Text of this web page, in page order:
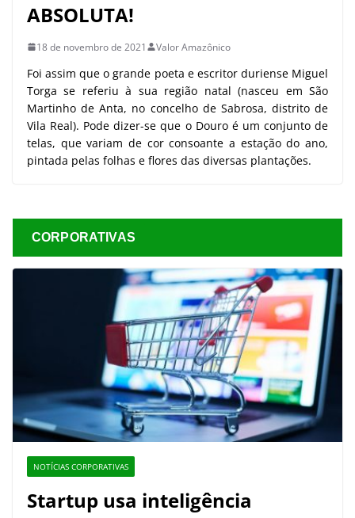
ABSOLUTA!
18 de novembro de 2021 Valor Amazônico
Foi assim que o grande poeta e escritor duriense Miguel
Torga se referiu à sua região natal (nasceu em São
Martinho de Anta, no concelho de Sabrosa, distrito de
Vila Real). Pode dizer-se que o Douro é um conjunto de
telas, que variam de cor consoante a estação do ano,
pintada pelas folhas e flores das diversas plantações.
CORPORATIVAS
NOTÍCIAS CORPORATIVAS
Startup usa inteligência